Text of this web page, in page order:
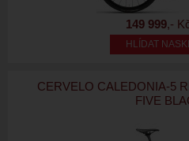
149 999,-
HLÍDAT
CERVELO CALEDONIA-5
FIVE